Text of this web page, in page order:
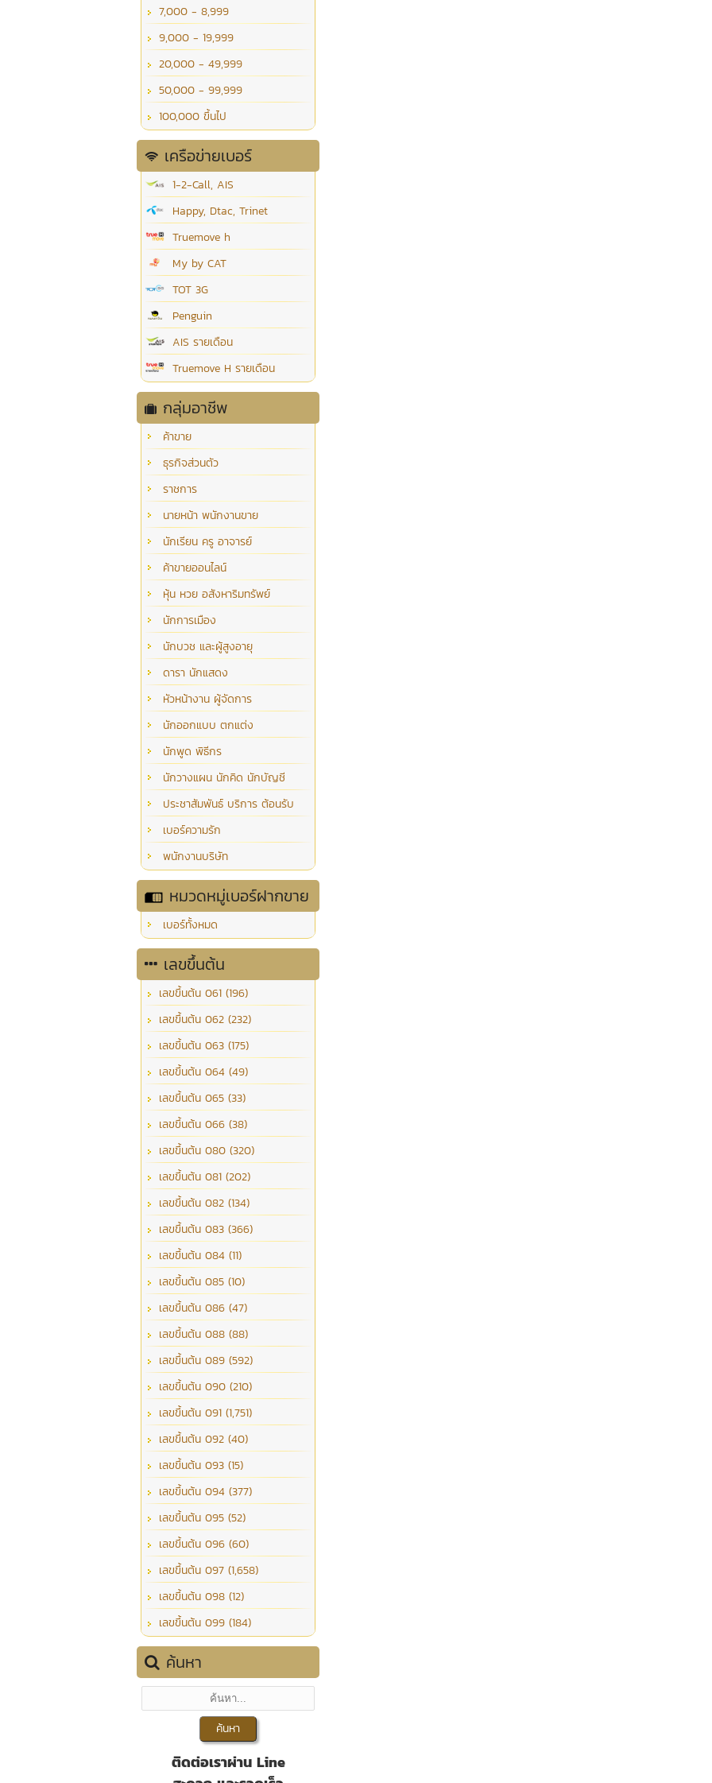
7,000 - 8,999
9,000 - 19,999
20,000 - 49,999
50,000 - 99,999
100,000 ขึ้นไป
เครือข่ายเบอร์
1-2-Call, AIS
Happy, Dtac, Trinet
Truemove h
My by CAT
TOT 3G
Penguin
AIS รายเดือน
Truemove H รายเดือน
กลุ่มอาชีพ
ค้าขาย
ธุรกิจส่วนตัว
ราชการ
นายหน้า พนักงานขาย
นักเรียน ครู อาจารย์
ค้าขายออนไลน์
หุ้น หวย อสังหาริมทรัพย์
นักการเมือง
นักบวช และผู้สูงอายุ
ดารา นักแสดง
หัวหน้างาน ผู้จัดการ
นักออกแบบ ตกแต่ง
นักพูด พิธีกร
นักวางแผน นักคิด นักบัญชี
ประชาสัมพันธ์ บริการ ต้อนรับ
เบอร์ความรัก
พนักงานบริษัท
หมวดหมู่เบอร์ฝากขาย
เบอร์ทั้งหมด
เลขขึ้นต้น
เลขขึ้นต้น 061 (196)
เลขขึ้นต้น 062 (232)
เลขขึ้นต้น 063 (175)
เลขขึ้นต้น 064 (49)
เลขขึ้นต้น 065 (33)
เลขขึ้นต้น 066 (38)
เลขขึ้นต้น 080 (320)
เลขขึ้นต้น 081 (202)
เลขขึ้นต้น 082 (134)
เลขขึ้นต้น 083 (366)
เลขขึ้นต้น 084 (11)
เลขขึ้นต้น 085 (10)
เลขขึ้นต้น 086 (47)
เลขขึ้นต้น 088 (88)
เลขขึ้นต้น 089 (592)
เลขขึ้นต้น 090 (210)
เลขขึ้นต้น 091 (1,751)
เลขขึ้นต้น 092 (40)
เลขขึ้นต้น 093 (15)
เลขขึ้นต้น 094 (377)
เลขขึ้นต้น 095 (52)
เลขขึ้นต้น 096 (60)
เลขขึ้นต้น 097 (1,658)
เลขขึ้นต้น 098 (12)
เลขขึ้นต้น 099 (184)
ค้นหา
ติดต่อเราผ่าน Line